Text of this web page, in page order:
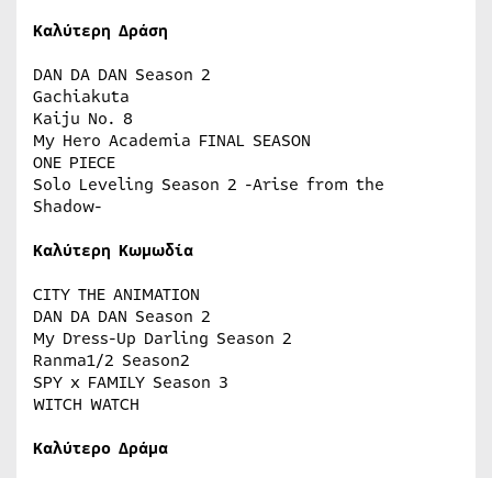
Καλύτερη Δράση
DAN DA DAN Season 2
Gachiakuta
Kaiju No. 8
My Hero Academia FINAL SEASON
ONE PIECE
Solo Leveling Season 2 -Arise from the
Shadow-
Καλύτερη Κωμωδία
CITY THE ANIMATION
DAN DA DAN Season 2
My Dress-Up Darling Season 2
Ranma1/2 Season2
SPY x FAMILY Season 3
WITCH WATCH
Καλύτερο Δράμα